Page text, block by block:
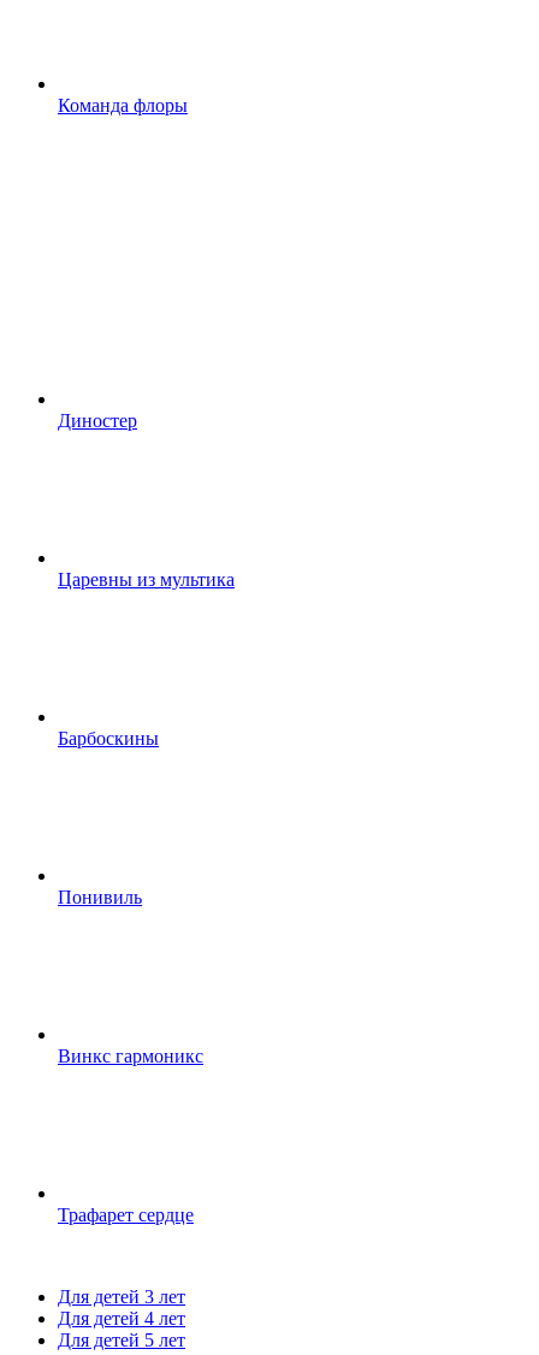
Команда флоры
Диностер
Царевны из мультика
Барбоскины
Понивиль
Винкс гармоникс
Трафарет сердце
Для детей 3 лет
Для детей 4 лет
Для детей 5 лет